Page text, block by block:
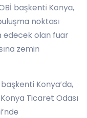
başkenti Konya,
noktası
edecek olan fuar
zemin
Konya’da,
Ticaret Odası